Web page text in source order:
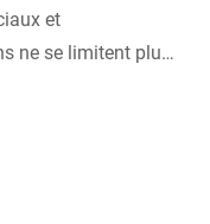
et
ne se limitent plus